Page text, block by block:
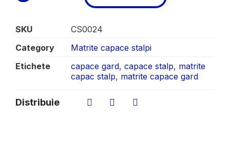
SKU
CS0024
Category
Matrite capace stalpi
Etichete
capace gard, capace stalp, matrite
capac stalp, matrite capace gard
Distribuie